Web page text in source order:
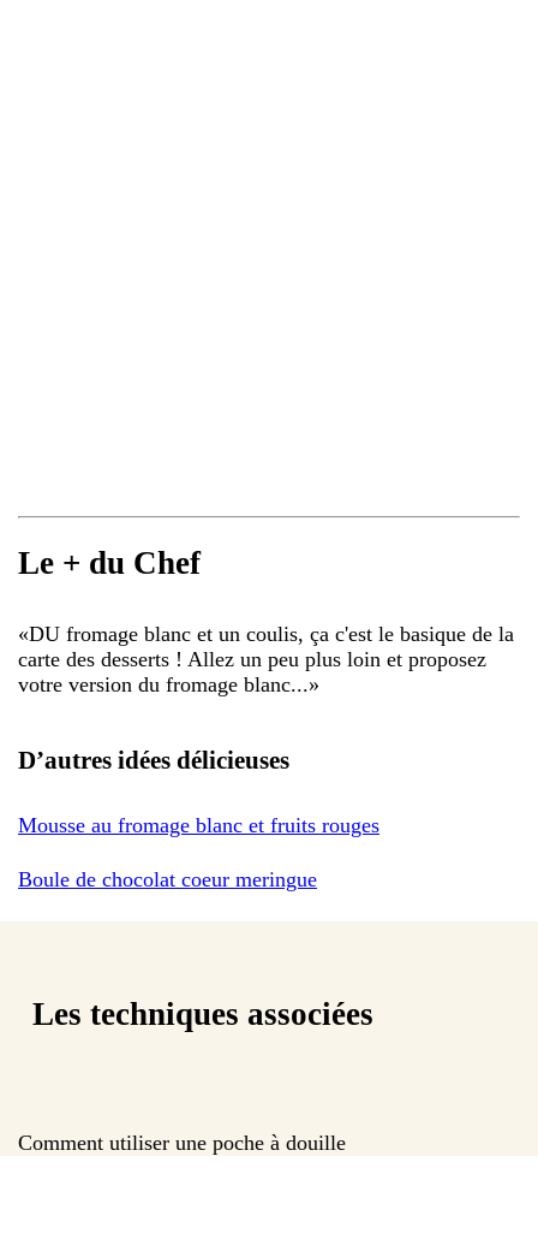
Le + du Chef
«DU fromage blanc et un coulis, ça c'est le basique de la
carte des desserts ! Allez un peu plus loin et proposez
votre version du fromage blanc...»
D’autres idées délicieuses
Mousse au fromage blanc et fruits rouges
Boule de chocolat coeur meringue
Les techniques associées
Comment utiliser une poche à douille